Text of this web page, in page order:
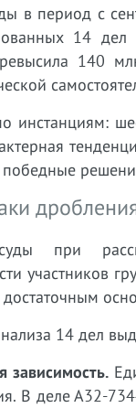
в период с
14 дел
140
инстанциям:
при
участников
достаточным
14 дел
зависимость.
В деле А32-